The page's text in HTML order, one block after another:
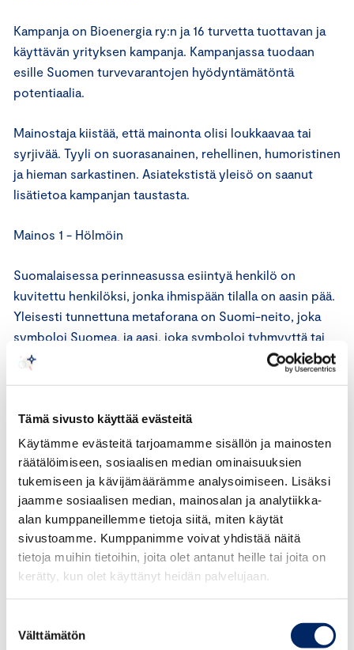
Tämä sivusto käyttää evästeitä
Käytämme evästeitä tarjoamamme sisällön ja mainosten
räätälöimiseen, sosiaalisen median ominaisuuksien
tukemiseen ja kävijämäärämme analysoimiseen. Lisäksi
jaamme sosiaalisen median, mainosalan ja analytiikka-
alan kumppaneillemme tietoja siitä, miten käytät
sivustoamme. Kumppanimme voivat yhdistää näitä
tietoja muihin tietoihin, joita olet antanut heille tai joita on
kerätty, kun olet käyttänyt heidän palvelujaan.
valinta
Välttämätön
Kampanja on Bioenergia ry:n ja 16 turvetta tuottavan ja
käyttävän yrityksen kampanja. Kampanjassa tuodaan
esille Suomen turvevarantojen hyödyntämätöntä
potentiaalia.
Mainostaja kiistää, että mainonta olisi loukkaavaa tai
syrjivää. Tyyli on suorasanainen, rehellinen, humoristinen
ja hieman sarkastinen. Asiatekstistä yleisö on saanut
lisätietoa kampanjan taustasta.
Mainos 1 - Hölmöin
Suomalaisessa perinneasussa esiintyä henkilö on
kuvitettu henkilöksi, jonka ihmispään tilalla on aasin pää.
Yleisesti tunnettuna metaforana on Suomi-neito, joka
symboloi Suomea, ja aasi, joka symboloi tyhmyyttä tai
hitautta. Symbolit auttavat mainoksen lukijaa
ymmärtämään otsikon ja lukemaan teksti. Otsikossa on
mahdollista hölmöyttä ja sen syitä.
Hölmöin-sanalla viitataan vain turpeen käytön
nykyratkaisuihin. Mainostaja kehottaa vaatimaan järkeä
harjoitettuun energiapolitiikkaan.
Mainos 2 – Suo siellä
Mainos korostaa turpeen käytön positiivista vaikutusta
kansantaloudelle. Pyörätuolissa esiintyvä henkilö kuvaa
terveydenhoitoa saavaa henkilöä. Energiapäätökset ja
terveydenhoito ovat rinnastettavissa, koska tuloilla ja